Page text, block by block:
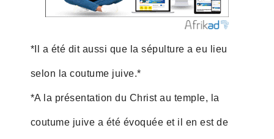
*Il a été dit aussi que la sépulture a eu lieu
selon la coutume juive.*
*A la présentation du Christ au temple, la
coutume juive a été évoquée et il en est de